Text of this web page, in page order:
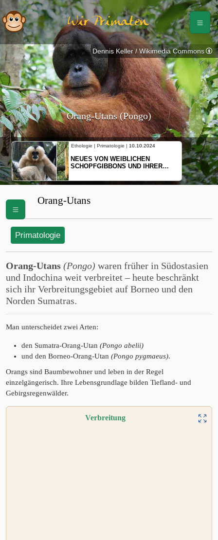
Wir Primaten
Orang-Utans (Pongo)
Ethologie | Primatologie | 10.10.2024
NEUES VON WEIBLICHEN
SCHOPFGIBBONS UND IHRER
Dennis Keller / Wikimedia Commons
Orang-Utans
Primatologie
Orang-Utans (Pongo) waren früher in Südostasien
und Indochina weit verbreitet – heute beschränkt
sich ihr Verbreitungsgebiet auf Borneo und den
Norden Sumatras.
Man unterscheidet zwei Arten:
den Sumatra-Orang-Utan (Pongo abelii)
und den Borneo-Orang-Utan (Pongo pygmaeus).
Orangs sind Baumbewohner und leben in der Regel
einzelgängerisch. Ihre Lebensgrundlage bilden Tiefland- und
Gebirgsregenwälder.
Verbreitung